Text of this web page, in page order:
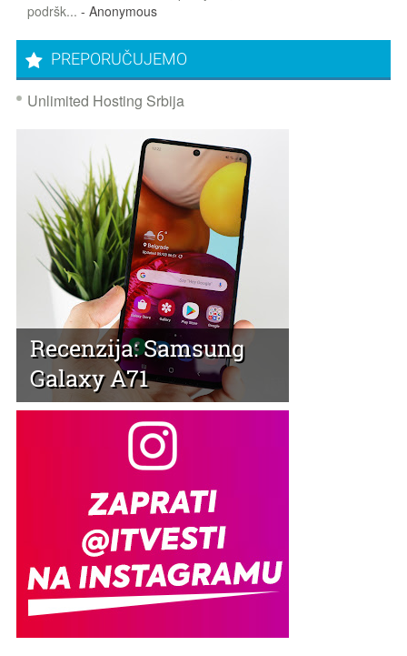
podršk... - Anonymous
PREPORUČUJEMO
Unlimited Hosting Srbija
Recenzija: Samsung
Galaxy A71